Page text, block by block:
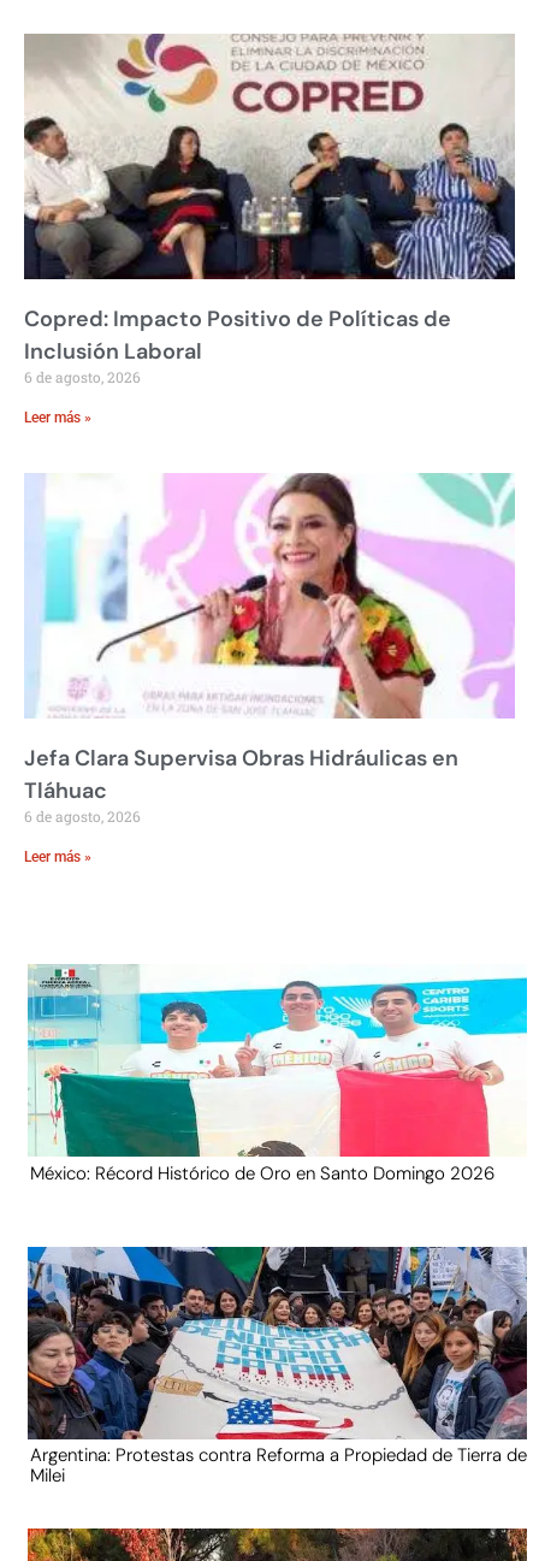
Copred: Impacto Positivo de Políticas de
Inclusión Laboral
6 de agosto, 2026
Leer más »
Jefa Clara Supervisa Obras Hidráulicas en
Tláhuac
6 de agosto, 2026
Leer más »
México: Récord Histórico de Oro en Santo Domingo 2026
Argentina: Protestas contra Reforma a Propiedad de Tierra de
Milei